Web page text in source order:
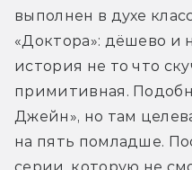
выполнен в духе
«Доктора»: дёшево и
история не то что
примитивная.
Джейн», но там
на пять помладше.
серии, которую не